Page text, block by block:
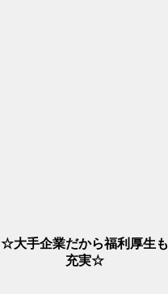
☆大手企業だから福利厚生も
充実☆